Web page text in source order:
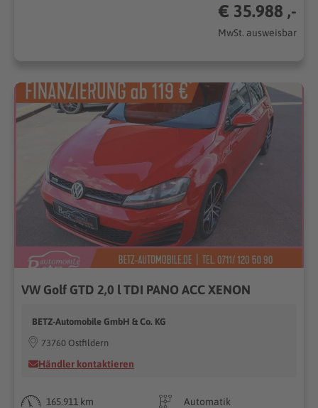
€ 35.988 ,-
MwSt. ausweisbar
VW Golf GTD 2,0 l TDI PANO ACC XENON
BETZ-Automobile GmbH & Co. KG
73760 Ostfildern
Händler kontaktieren
165.911 km
Automatik